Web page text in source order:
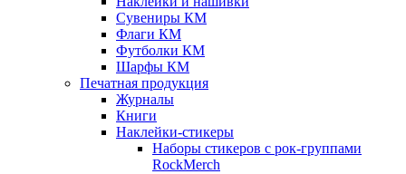
Сувениры КМ
Флаги КМ
Футболки КМ
Шарфы КМ
Печатная продукция
Журналы
Книги
Наклейки-стикеры
Наборы стикеров с рок-группами
RockMerch